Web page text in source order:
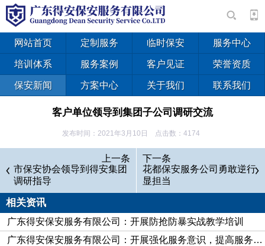
网站首页 定制服务 临时保安 服务中心
培训体系 服务案例 客户见证 荣誉资质
保安新闻 方案中心 关于我们 联系我们
客户单位领导到集团子公司调研交流
发布时间：2021年3月10日 点击数：4174
3月9日下午，某重点客户单位领导一行来到得安保安集团
公司调研指导，受集团委员、集团董事、得安董事长朱文兵委
托，得安公司经理吴昊舟带领公司其他班子成员、相关部室负责
人及基层干部参加了调研会。
会上，双方就进一步强化驻勤保安队伍管理培训、全面提升
队伍素质、加强队伍形象建设、改善执勤装备配置等进行了深入
上一条
市保安协会领导到得安集团
调研指导
下一条
花都保安服务公司勇敢逆行
显担当
相关资讯
广东得安保安服务有限公司：开展防抢防暴实战教学培训
广东得安保安服务有限公司：开展强化服务意识，提高服务质量的专题培训